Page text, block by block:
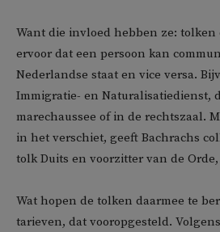
Want die invloed hebben ze:
ervoor dat een persoon kan
Nederlandse staat en vice versa.
Immigratie- en Naturalisatiedienst,
marechaussee of in de rechtszaal.
in het verschiet, geeft Bachrachs
tolk Duits en voorzitter van de
Wat hopen de tolken daarmee te
tarieven, dat vooropgesteld.